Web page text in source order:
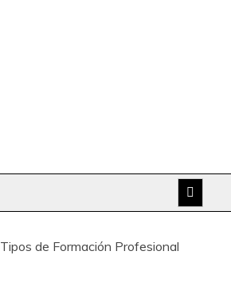
Tipos de Formación Profesional